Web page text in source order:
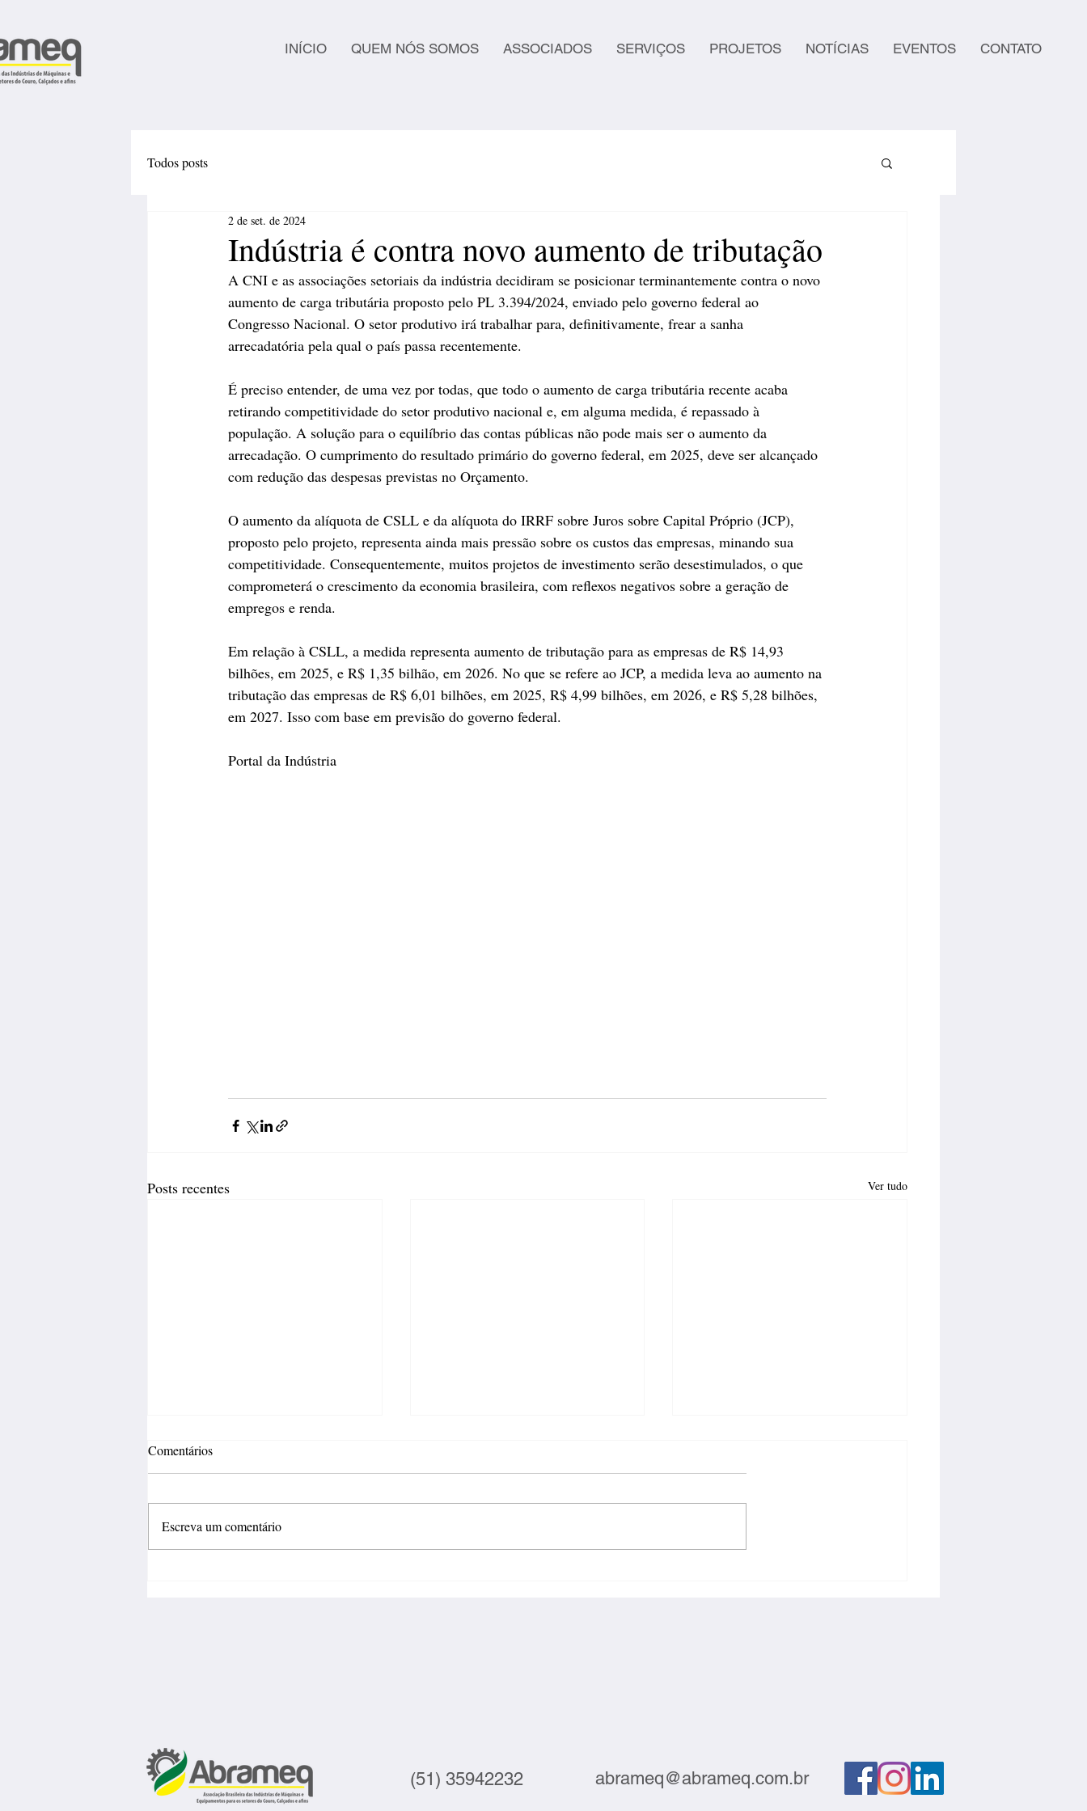
INÍCIO QUEM NÓS SOMOS ASSOCIADOS SERVIÇOS PROJETOS NOTÍCIAS EVENTOS CONTATO
Todos posts
Indústria é contra novo aumento de tributação
2 de set. de 2024
A CNI e as associações setoriais da indústria decidiram se posicionar terminantemente contra o novo
aumento de carga tributária proposto pelo PL 3.394/2024, enviado pelo governo federal ao
Congresso Nacional. O setor produtivo irá trabalhar para, definitivamente, frear a sanha
arrecadatória pela qual o país passa recentemente.
É preciso entender, de uma vez por todas, que todo o aumento de carga tributária recente acaba
retirando competitividade do setor produtivo nacional e, em alguma medida, é repassado à
população. A solução para o equilíbrio das contas públicas não pode mais ser o aumento da
arrecadação. O cumprimento do resultado primário do governo federal, em 2025, deve ser alcançado
com redução das despesas previstas no Orçamento.
O aumento da alíquota de CSLL e da alíquota do IRRF sobre Juros sobre Capital Próprio (JCP),
proposto pelo projeto, representa ainda mais pressão sobre os custos das empresas, minando sua
competitividade. Consequentemente, muitos projetos de investimento serão desestimulados, o que
comprometerá o crescimento da economia brasileira, com reflexos negativos sobre a geração de
empregos e renda.
Em relação à CSLL, a medida representa aumento de tributação para as empresas de R$ 14,93
bilhões, em 2025, e R$ 1,35 bilhão, em 2026. No que se refere ao JCP, a medida leva ao aumento na
tributação das empresas de R$ 6,01 bilhões, em 2025, R$ 4,99 bilhões, em 2026, e R$ 5,28 bilhões,
em 2027. Isso com base em previsão do governo federal.
Portal da Indústria
Posts recentes Ver tudo
Comentários
Escreva um comentário
(51) 35942232 abrameq@abrameq.com.br